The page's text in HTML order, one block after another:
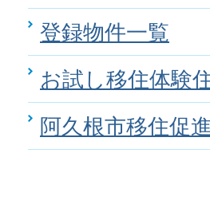
登録物件一覧
お試し移住体験
阿久根市移住促